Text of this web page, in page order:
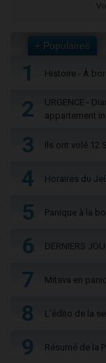
+ Populaires
1 Histoire - À
2
URGENCE -
appartement
3 Ils ont volé 12
4 Horaires du
5 Panique à la
6 DERNIERS
7 Mitsva en
8 L'édito de la
9 Résumé de la